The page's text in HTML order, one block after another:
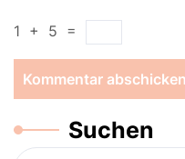
1 + 5 =
Suchen